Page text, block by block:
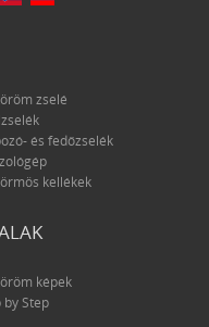
zselé
és fedőzselék
kellékek
képek
by Step